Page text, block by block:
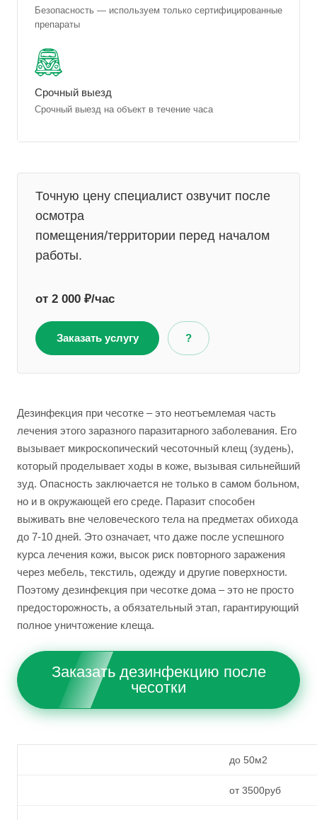
Безопасность — используем только сертифицированные
препараты
Срочный выезд
Срочный выезд на объект в течение часа
Точную цену специалист озвучит после
осмотра
помещения/территории перед началом
работы.
от 2 000 ₽/час
Заказать услугу ?
Дезинфекция при чесотке – это неотъемлемая часть
лечения этого заразного паразитарного заболевания. Его
вызывает микроскопический чесоточный клещ (зудень),
который проделывает ходы в коже, вызывая сильнейший
зуд. Опасность заключается не только в самом больном,
но и в окружающей его среде. Паразит способен
выживать вне человеческого тела на предметах обихода
до 7-10 дней. Это означает, что даже после успешного
курса лечения кожи, высок риск повторного заражения
через мебель, текстиль, одежду и другие поверхности.
Поэтому дезинфекция при чесотке дома – это не просто
предосторожность, а обязательный этап, гарантирующий
полное уничтожение клеща.
Заказать дезинфекцию после
чесотки
до 50м2
от 3500руб